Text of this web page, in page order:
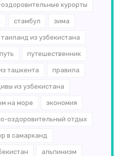
курорты
стамбул зима
из узбекистана
путешественник
ташкента правила
из узбекистана
на море экономия
оздоровительный отдых
в самарканд
альпинизм